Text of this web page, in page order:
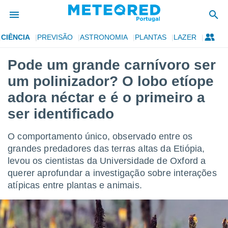
da
foi
para
as
fornecidas
a este
e
forma
digital
CIÊNCIA PREVISÃO ASTRONOMIA PLANTAS LAZER
Pode um grande carnívoro ser
um polinizador? O lobo etíope
adora néctar e é o primeiro a
ser identificado
O comportamento único, observado entre os
grandes predadores das terras altas da Etiópia,
levou os cientistas da Universidade de Oxford a
querer aprofundar a investigação sobre interações
atípicas entre plantas e animais.